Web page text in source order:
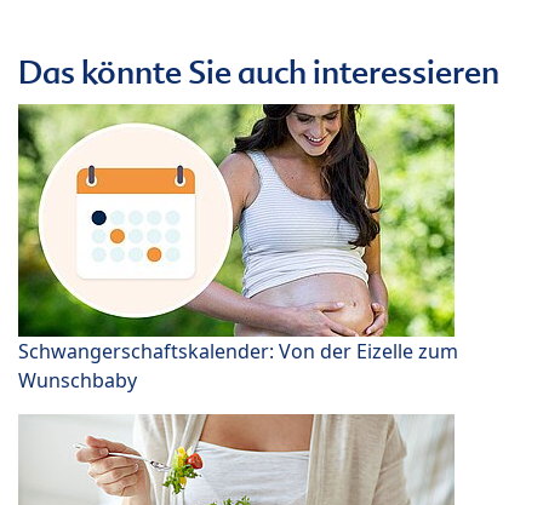
Das könnte Sie auch interessieren
Schwangerschaftskalender: Von der Eizelle zum
Wunschbaby